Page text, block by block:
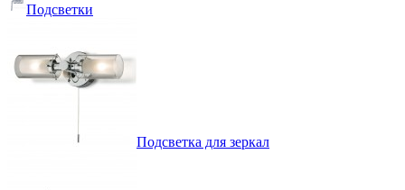
Подсветки
Подсветка для зеркал